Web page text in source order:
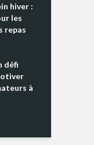
hiver :
les
repas
défi
à